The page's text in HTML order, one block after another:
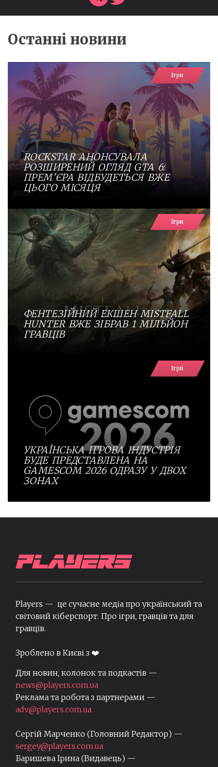
Останні новини
Ігри
ROCKSTAR АНОНСУВАЛА
РОЗШИРЕНИЙ ОГЛЯД GTA 6:
ПРЕМ'ЄРА ВІДБУДЕТЬСЯ ВЖЕ
ЦЬОГО МІСЯЦЯ
Ігри
ФЕНТЕЗІЙНИЙ ЕКШЕН MISTFALL
HUNTER ВЖЕ ЗІБРАВ 1 МІЛЬЙОН
ГРАВЦІВ
Ігри
УКРАЇНСЬКА ІГРОВА ІНДУСТРІЯ
БУДЕ ПРЕДСТАВЛЕНА НА
GAMESCOM 2026 ОДРАЗУ У ДВОХ
ЗОНАХ
Players — це сучасне медіа про український та
світовий кіберспорт. Про ігри, гравців та для
гравців.
Зроблено в Києві з ❤️
Для новин, колонок та подкастів —
news@players.com.ua
Реклама та робота з партнерами —
adv@players.com.ua
Сергій Марченко (Головний Редактор) —
sergey@players.com.ua
Баришева Ірина (Видавець) —